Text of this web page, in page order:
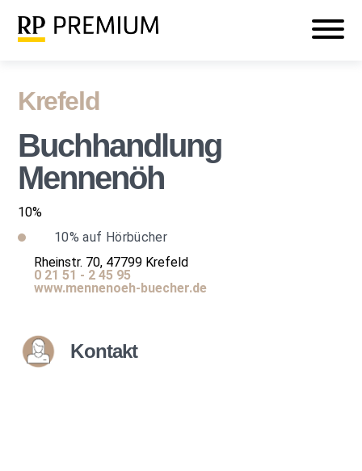
Login
Krefeld
Buchhandlung
Mennenöh
10%
10% auf Hörbücher
Rheinstr. 70, 47799 Krefeld
0 21 51 - 2 45 95
www.mennenoeh-buecher.de
Kontakt